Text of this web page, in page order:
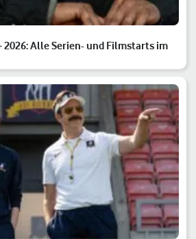
2026: Alle Serien- und Filmstarts im